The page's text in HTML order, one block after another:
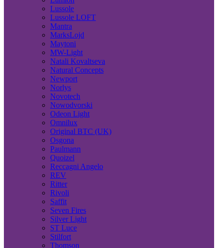
Lussole
Lussole LOFT
Mantra
MarksLojd
Maytoni
MW-Light
Natali Kovaltseva
Natural Concepts
Newport
Norlys
Novotech
Nowodvorski
Odeon Light
Omnilux
Original BTC (UK)
Osgona
Paulmann
Quoizel
Reccagni Angelo
REV
Ritter
Rivoli
Saffit
Seven Fires
Silver Light
ST Luce
Stilfort
Thomson